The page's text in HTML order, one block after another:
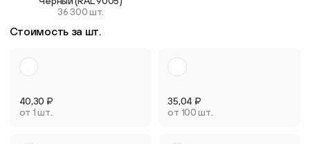
36 300 шт.
Стоимость за шт.
40,30 ₽
от 1 шт.
35,04 ₽
от 100 шт.